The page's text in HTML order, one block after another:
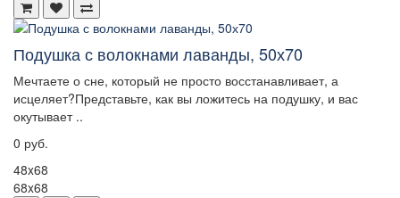
Подушка с волокнами лаванды, 50х70
Мечтаете о сне, который не просто восстанавливает, а
исцеляет?Представьте, как вы ложитесь на подушку, и вас
окутывает ..
0 руб.
48x68
68x68